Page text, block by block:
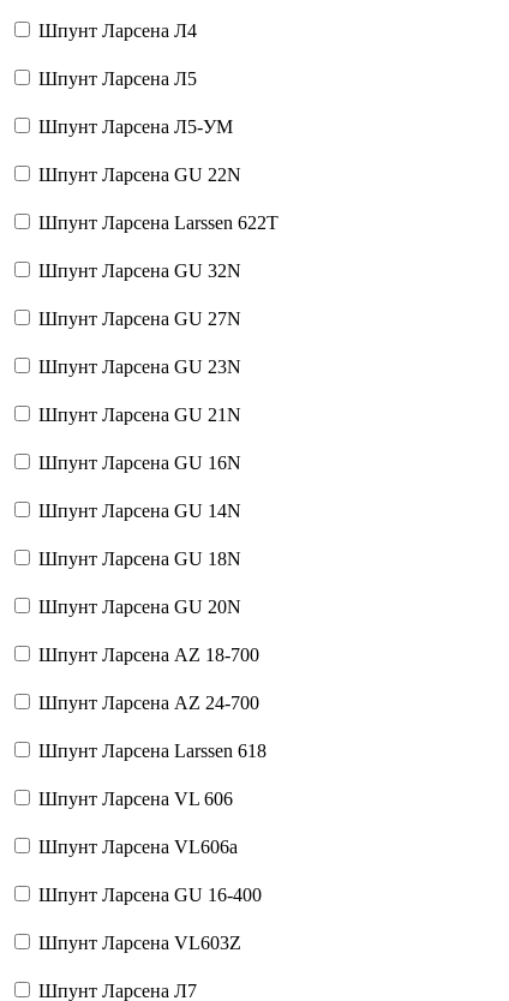
Шпунт Ларсена Л4
Шпунт Ларсена Л5
Шпунт Ларсена Л5-УМ
Шпунт Ларсена GU 22N
Шпунт Ларсена Larssen 622T
Шпунт Ларсена GU 32N
Шпунт Ларсена GU 27N
Шпунт Ларсена GU 23N
Шпунт Ларсена GU 21N
Шпунт Ларсена GU 16N
Шпунт Ларсена GU 14N
Шпунт Ларсена GU 18N
Шпунт Ларсена GU 20N
Шпунт Ларсена AZ 18-700
Шпунт Ларсена AZ 24-700
Шпунт Ларсена Larssen 618
Шпунт Ларсена VL 606
Шпунт Ларсена VL606a
Шпунт Ларсена GU 16-400
Шпунт Ларсена VL603Z
Шпунт Ларсена Л7